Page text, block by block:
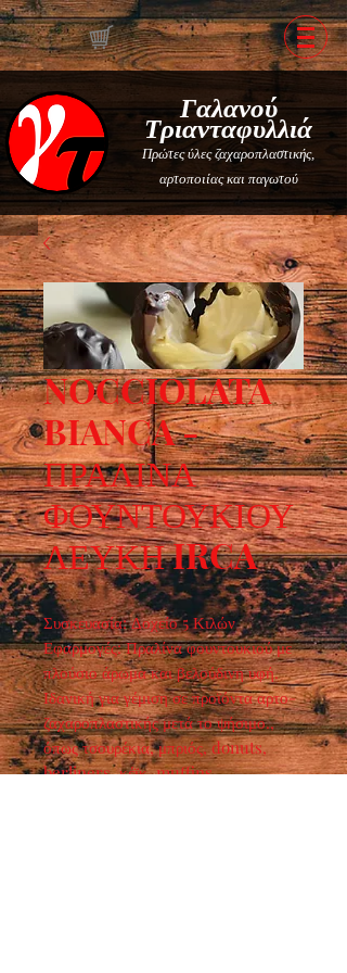
Γαλανού
Τριανταφυλλιά
Πρώτες ύλες ζαχαροπλαστικής,
αρτοποιίας και παγωτού
NOCCIOLATA
BIANCA -
ΠΡΑΛΙΝΑ
ΦΟΥΝΤΟΥΚΙΟΥ
ΛΕΥΚΗ IRCA
Συσκευασία: Δοχείο 5 Κιλών
Εφαρμογές: Πραλίνα φουντουκιού με
πλούσιο άρωμα και βελούδινη υφή.
Ιδανική για γέμιση σε προϊόντα αρτο-
ζαχαροπλαστικής μετά το ψήσιμο.,
όπως τσουρέκια, μπριός, donuts,
berliners, κέϊκ, muffins